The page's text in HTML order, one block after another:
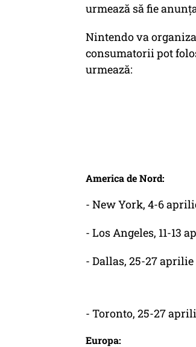
urmează să fie
Nintendo va
consumatorii pot
urmează:
America de Nord:
- New York, 4-6
- Los Angeles, 11-13
- Dallas, 25-27 aprilie
- Toronto, 25-27
Europa: